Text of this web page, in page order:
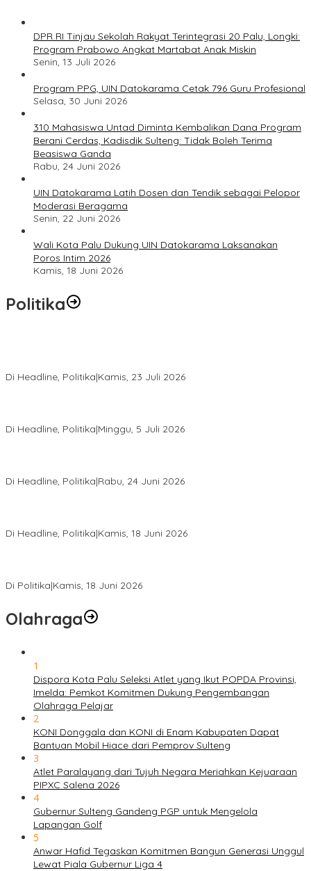
DPR RI Tinjau Sekolah Rakyat Terintegrasi 20 Palu, Longki:
Program Prabowo Angkat Martabat Anak Miskin
Senin, 13 Juli 2026
Program PPG, UIN Datokarama Cetak 796 Guru Profesional
Selasa, 30 Juni 2026
310 Mahasiswa Untad Diminta Kembalikan Dana Program
Berani Cerdas, Kadisdik Sulteng: Tidak Boleh Terima
Beasiswa Ganda
Rabu, 24 Juni 2026
UIN Datokarama Latih Dosen dan Tendik sebagai Pelopor
Moderasi Beragama
Senin, 22 Juni 2026
Wali Kota Palu Dukung UIN Datokarama Laksanakan
Poros Intim 2026
Kamis, 18 Juni 2026
Politika
Di Headline, Politika|Kamis, 23 Juli 2026
Di Headline, Politika|Minggu, 5 Juli 2026
Di Headline, Politika|Rabu, 24 Juni 2026
Di Headline, Politika|Kamis, 18 Juni 2026
Di Politika|Kamis, 18 Juni 2026
Olahraga
1
Dispora Kota Palu Seleksi Atlet yang Ikut POPDA Provinsi,
Imelda: Pemkot Komitmen Dukung Pengembangan
Olahraga Pelajar
2
KONI Donggala dan KONI di Enam Kabupaten Dapat
Bantuan Mobil Hiace dari Pemprov Sulteng
3
Atlet Paralayang dari Tujuh Negara Meriahkan Kejuaraan
PIPXC Salena 2026
4
Gubernur Sulteng Gandeng PGP untuk Mengelola
Lapangan Golf
5
Anwar Hafid Tegaskan Komitmen Bangun Generasi Unggul
Lewat Piala Gubernur Liga 4